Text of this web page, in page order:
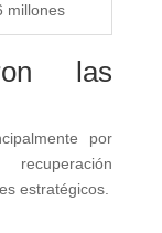
millones
las
por
estratégicos.